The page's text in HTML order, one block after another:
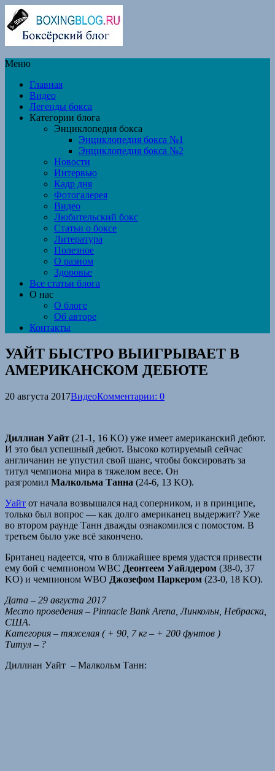
Меню
Главная
Видео
Легенды бокса
Категории блога
Энциклопедия бокса
Энциклопедия бокса №1
Энциклопедия бокса №2
Новости
Интервью
Кадр дня
Фотогалерея
Видео
Любительский бокс
Статьи о боксе
Литература
Полезное
О разном
Здоровье
Все статьи блога
О нас
О блоге
Об авторе
Контакты
УАЙТ БЫСТРО ВЫИГРЫВАЕТ В
АМЕРИКАНСКОМ ДЕБЮТЕ
20 августа 2017ВидеоКомментарии: 0
Диллиан Уайт (21-1, 16 KO) уже имеет американский дебют.
И это был успешный дебют. Высоко котируемый сейчас
англичанин не упустил свой шанс, чтобы боксировать за
титул чемпиона мира в тяжелом весе. Он
разгромил Малкольма Танна (24-6, 13 KO).
Уайт от начала возвышался над соперником, и в принципе,
только был вопрос — как долго американец выдержит? Уже
во втором раунде Танн дважды ознакомился с помостом. В
третьем было уже всё закончено.
Британец надеется, что в ближайшее время удастся привести
ему бой с чемпионом WBC Деонтеем Уайлдером (38-0, 37
KO) и чемпионом WBO Джозефом Паркером (23-0, 18 KO).
Дата – 29 августа 2017
Место проведения – Pinnacle Bank Arena, Линкольн, Небраска,
США.
Категория – тяжелая ( + 90, 7 кг – + 200 фунтов )
Титул – ?
Диллиан Уайт – Малкольм Танн: